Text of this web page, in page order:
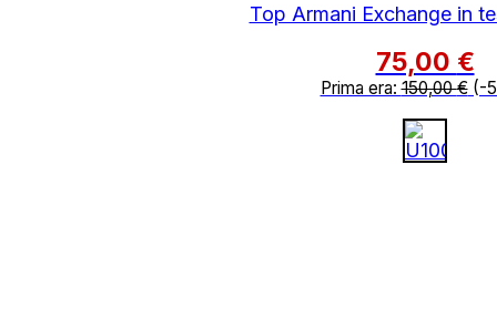
Top Armani Exchange in
75,00 €
Prima era:150,00€(-